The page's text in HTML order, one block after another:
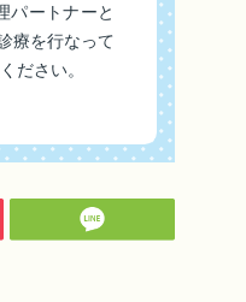
パートナーと
療を行なって
ださい。